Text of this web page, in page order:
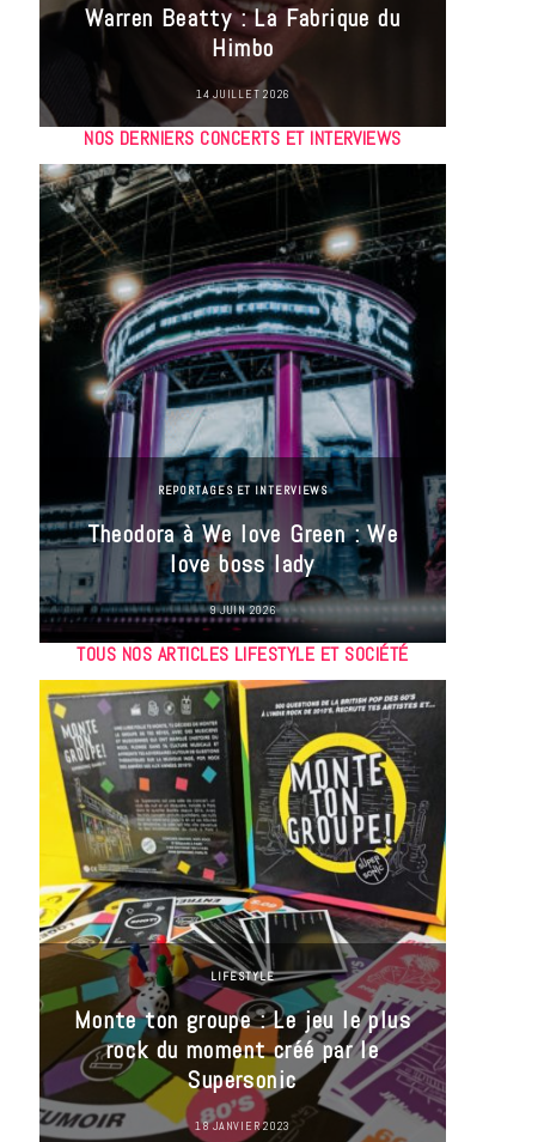
Warren Beatty : La Fabrique du
Himbo
14 JUILLET 2026
NOS DERNIERS CONCERTS ET INTERVIEWS
REPORTAGES ET INTERVIEWS
Theodora à We love Green : We
love boss lady
9 JUIN 2026
TOUS NOS ARTICLES LIFESTYLE ET SOCIÉTÉ
LIFESTYLE
Monte ton groupe : Le jeu le plus
rock du moment créé par le
Supersonic
18 JANVIER 2023